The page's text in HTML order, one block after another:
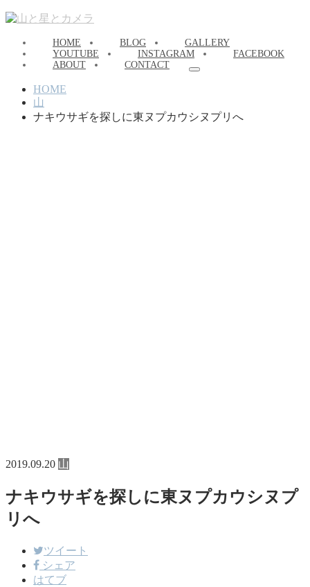
HOME BLOG
GALLERY
YOUTUBE
INSTAGRAM
FACEBOOK
ABOUT
CONTACT
HOME
山
ナキウサギを探しに東ヌプカウシヌプリへ
2019.09.20 山
ナキウサギを探しに東ヌプカウシヌプ
リへ
ツイート
シェア
はてブ